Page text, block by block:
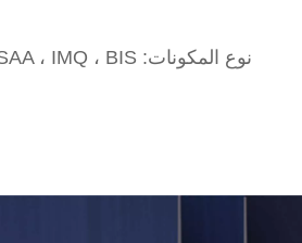
نوع المكونات: 3C ، GS ، BS ، UL ، SAA ، IMQ ، BIS (اتصل بنا للحصول على حسب الطلب)